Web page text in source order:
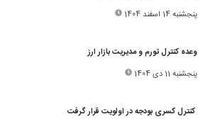
پنجشنبه 14 اسفند 1404
وعده کنترل تورم و مدیریت بازار ارز
پنجشنبه 11 دی 1404
کنترل کسری بودجه در اولویت قرار گرفت